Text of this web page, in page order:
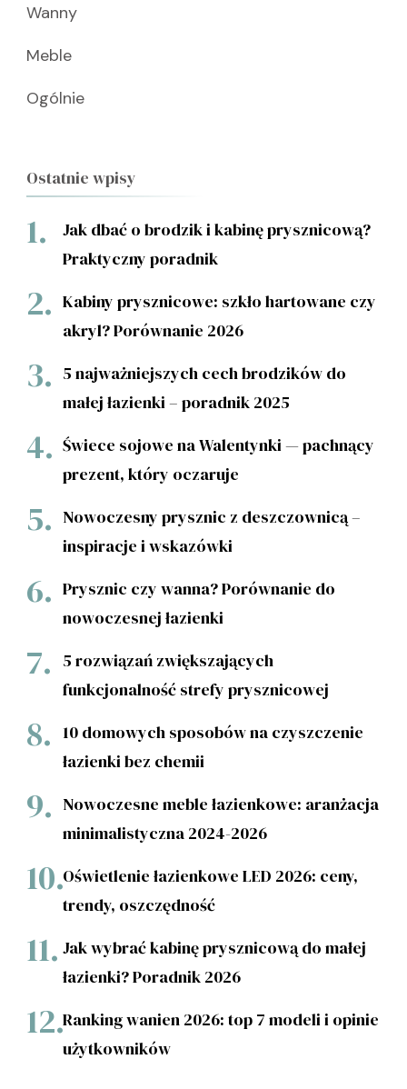
Wanny
Meble
Ogólnie
Ostatnie wpisy
Jak dbać o brodzik i kabinę prysznicową?
Praktyczny poradnik
Kabiny prysznicowe: szkło hartowane czy
akryl? Porównanie 2026
5 najważniejszych cech brodzików do
małej łazienki – poradnik 2025
Świece sojowe na Walentynki — pachnący
prezent, który oczaruje
Nowoczesny prysznic z deszczownicą –
inspiracje i wskazówki
Prysznic czy wanna? Porównanie do
nowoczesnej łazienki
5 rozwiązań zwiększających
funkcjonalność strefy prysznicowej
10 domowych sposobów na czyszczenie
łazienki bez chemii
Nowoczesne meble łazienkowe: aranżacja
minimalistyczna 2024-2026
Oświetlenie łazienkowe LED 2026: ceny,
trendy, oszczędność
Jak wybrać kabinę prysznicową do małej
łazienki? Poradnik 2026
Ranking wanien 2026: top 7 modeli i opinie
użytkowników